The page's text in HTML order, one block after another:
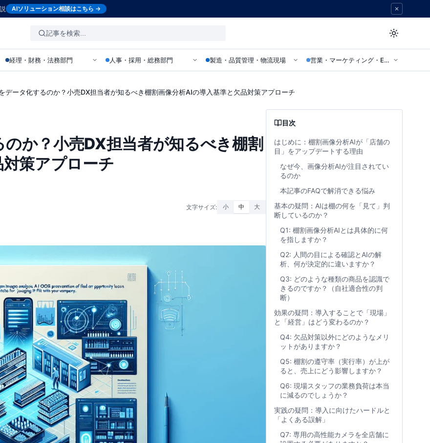
AIソリューション相談はこちら →
経理・財務・法務部門 人事・採用・総務部門 製造・品質管理・物流現場 営業・マーケティング・EC部門
データ化するのか？小売DX担当者が知るべき棚割画像分析AIの導入基準と欠品対策アプローチ
か？小売DX担当者が知るべき棚割
策アプローチ
文字サイズ: 小 中 大
目次
はじめに：棚割画像分析AIが「店舗の
目」をアップデートする理由
なぜ今、画像分析AIが注目されてい
るのか
本記事のFAQで解消できる悩み
基本の疑問：AIは棚の何を「見て」判
断しているのか？
Q1: 棚割画像分析AIとは具体的に何
を指しますか？
Q2: 人間の目による確認とAIの解
析、何が決定的に違いますか？
Q3: どのような種類の商品を認識で
きるのですか？（自社適合性の判
断）
効果の疑問：導入することで「現場」
と「経営」はどう変わるのか？
Q4: 欠品対策以外にどのようなメリ
ットがありますか？
Q5: 棚割の遵守率（実行率）が上が
ると、売上にどう影響しますか？
Q6: 現場スタッフの業務負荷は本当
に減るのでしょうか？
実践の疑問：導入に向けたハードルと
「よくある誤解」
Q7: 専用の高性能カメラを全店舗に